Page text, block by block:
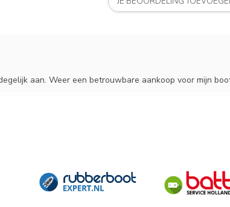
aan. Weer een betrouwbare aankoop voor mijn